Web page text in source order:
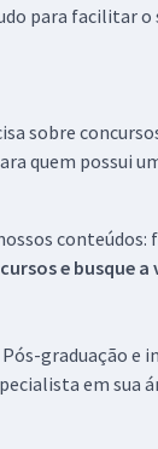
para facilitar
sobre
quem possui
e busque
graduação
em sua